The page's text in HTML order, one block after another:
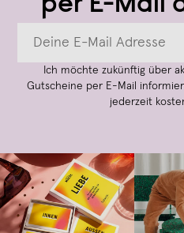
per E-Mail
Ich möchte zukünftig über
Gutscheine per E-Mail
jederzeit